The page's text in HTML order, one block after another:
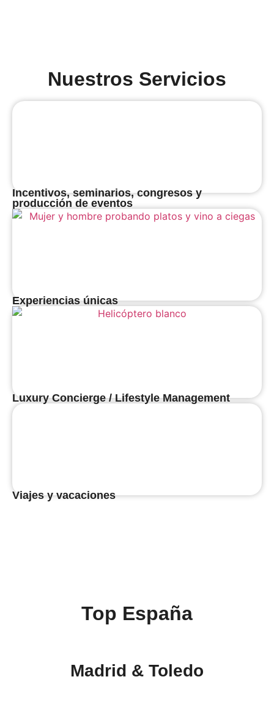
Nuestros Servicios
Incentivos, seminarios, congresos y
producción de eventos
Experiencias únicas
Luxury Concierge / Lifestyle Management
Viajes y vacaciones
Top España
Madrid & Toledo